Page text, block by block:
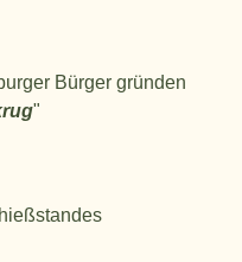
Bürger gründen
"